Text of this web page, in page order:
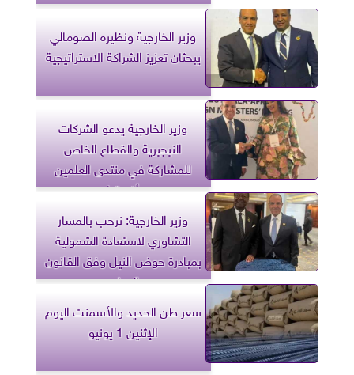
وزير الخارجية ونظيره الصومالي
يبحثان تعزيز الشراكة الاستراتيجية
وزير الخارجية يدعو الشركات
النيجيرية والقطاع الخاص
للمشاركة في منتدى العلمين
أفريقيا
وزير الخارجية: نرحب بالمسار
التشاوري لاستعادة الشمولية
بمبادرة حوض النيل وفق القانون
الدولي
سعر طن الحديد والأسمنت اليوم
الإثنين 1 يونيو